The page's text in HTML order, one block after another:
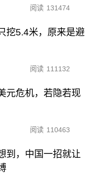
阅读 131474
挖5.4米，原来是避
阅读 111132
元危机，若隐若现
阅读 110463
到，中国一招就让